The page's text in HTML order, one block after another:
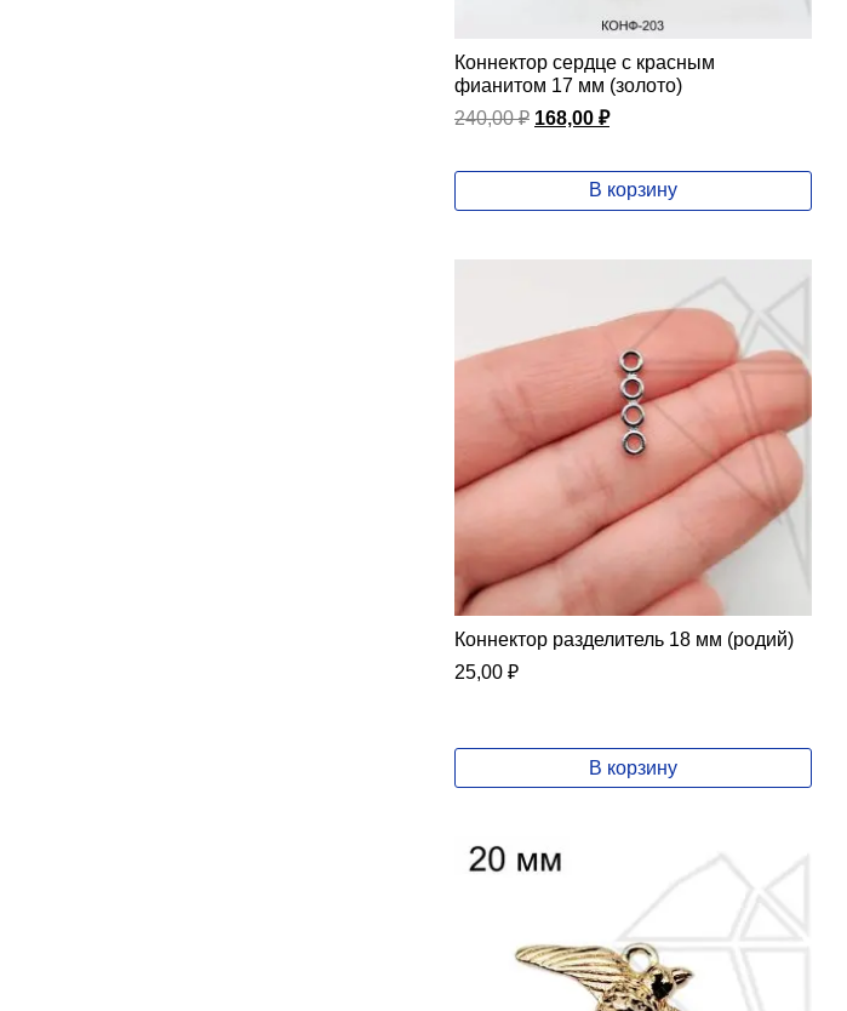
Коннектор сердце с красным
фианитом 17 мм (золото)
240,00₽ Первоначальная
240,00 ₽.
168,00 ₽Текущая
В корзину
Коннектор разделитель 18 мм (родий)
25,00 ₽
В корзину